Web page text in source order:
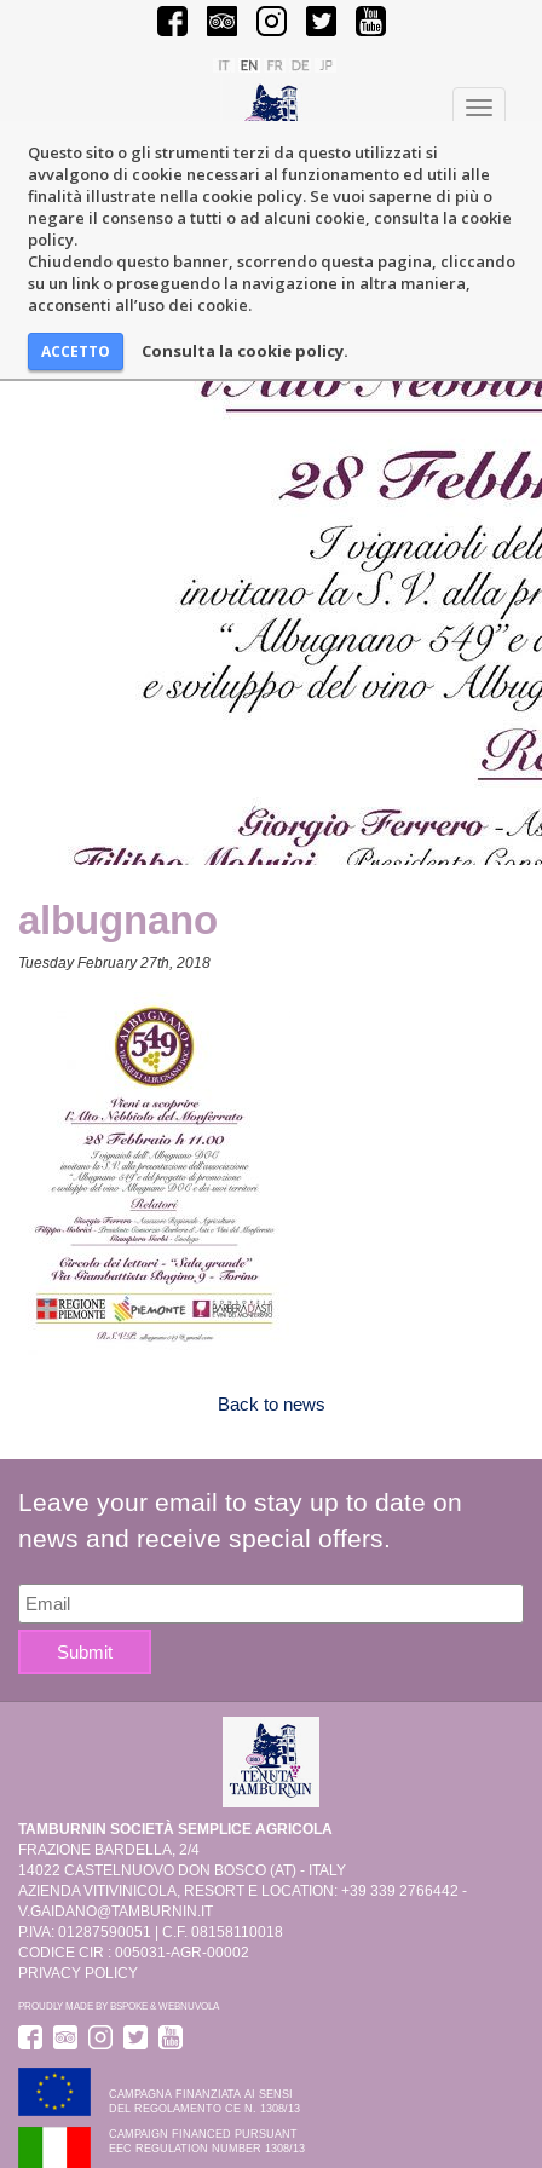
Questo sito o gli strumenti terzi da questo utilizzati si
avvalgono di cookie necessari al funzionamento ed utili alle
finalità illustrate nella cookie policy. Se vuoi saperne di più o
negare il consenso a tutti o ad alcuni cookie, consulta la cookie
policy.
Chiudendo questo banner, scorrendo questa pagina, cliccando
su un link o proseguendo la navigazione in altra maniera,
acconsenti all’uso dei cookie.
Consulta la cookie policy.
Toggle
albugnano
Tuesday February 27th, 2018
Back to news
Leave your email to stay up to date on
news and receive special offers.
TAMBURNIN SOCIETÀ SEMPLICE AGRICOLA
FRAZIONE BARDELLA, 2/4
14022 CASTELNUOVO DON BOSCO (AT) - ITALY
AZIENDA VITIVINICOLA, RESORT E LOCATION: +39 339 2766442 -
V.GAIDANO@TAMBURNIN.IT
P.IVA: 01287590051 | C.F. 08158110018
CODICE CIR : 005031-AGR-00002
PRIVACY POLICY
PROUDLY MADE BY BSPOKE & WEBNUVOLA
CAMPAGNA FINANZIATA AI SENSI
DEL REGOLAMENTO CE N. 1308/13
CAMPAIGN FINANCED PURSUANT
EEC REGULATION NUMBER 1308/13